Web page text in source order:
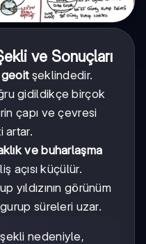
ve Sonuçları
geoitşeklindedir.
gidildikçe birçok
çapı ve çevresi
artar.
ve buharlaşma
açısı küçülür.
yıldızının görünüm
süreleri uzar.
nedeniyle,